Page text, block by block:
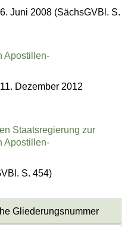
Juni 2008 (SächsGVBl. S.
Apostillen-
Dezember 2012
Staatsregierung zur
Apostillen-
S. 454)
Gliederungsnummer